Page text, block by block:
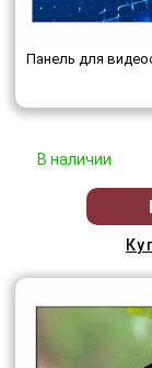
Панель для
В наличии